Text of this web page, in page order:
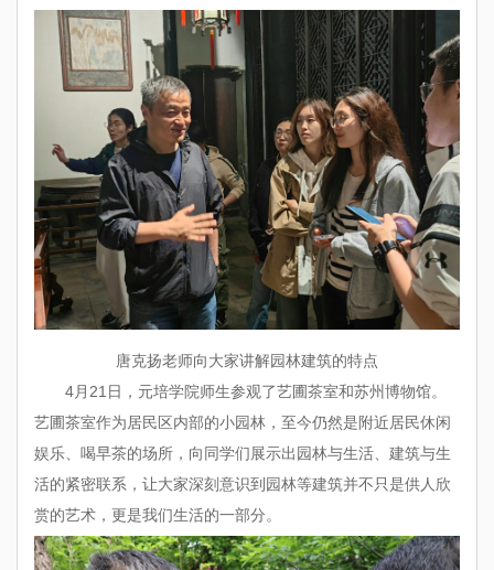
唐克扬老师向大家讲解园林建筑的特点
4月21日，元培学院师生参观了艺圃茶室和苏州博物馆。
艺圃茶室作为居民区内部的小园林，至今仍然是附近居民休闲
娱乐、喝早茶的场所，向同学们展示出园林与生活、建筑与生
活的紧密联系，让大家深刻意识到园林等建筑并不只是供人欣
赏的艺术，更是我们生活的一部分。